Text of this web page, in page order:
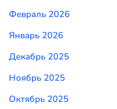
Февраль 2026
Январь 2026
Декабрь 2025
Ноябрь 2025
Октябрь 2025